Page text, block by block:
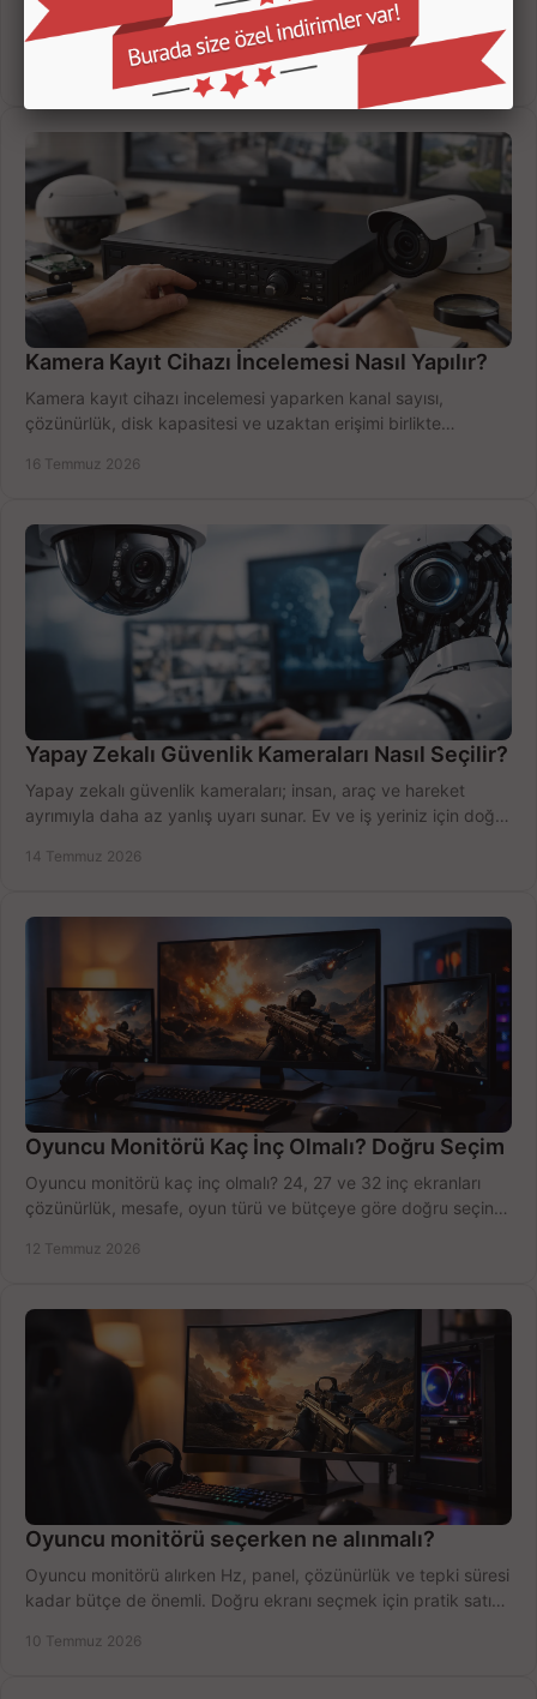
Güvenlik kamerası seçerken çözünürlük, gece görüşü, kayıt
süresi ve bağlantı tipini karşılaştırın; eviniz veya iş yeriniz için
doğru sistemi hemen seçin.
18 Temmuz 2026
Kamera Kayıt Cihazı İncelemesi Nasıl Yapılır?
Kamera kayıt cihazı incelemesi yaparken kanal sayısı,
çözünürlük, disk kapasitesi ve uzaktan erişimi birlikte
16 Temmuz 2026
Yapay Zekalı Güvenlik Kameraları Nasıl Seçilir?
Yapay zekalı güvenlik kameraları; insan, araç ve hareket
ayrımıyla daha az yanlış uyarı sunar. Ev ve iş yeriniz için doğru
14 Temmuz 2026
Oyuncu Monitörü Kaç İnç Olmalı? Doğru Seçim
Oyuncu monitörü kaç inç olmalı? 24, 27 ve 32 inç ekranları
çözünürlük, mesafe, oyun türü ve bütçeye göre doğru seçin,
12 Temmuz 2026
Oyuncu monitörü seçerken ne alınmalı?
Oyuncu monitörü alırken Hz, panel, çözünürlük ve tepki süresi
kadar bütçe de önemli. Doğru ekranı seçmek için pratik satın
10 Temmuz 2026